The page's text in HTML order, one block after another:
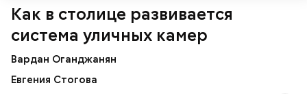
Как в столице развивается
система уличных камер
Вардан Оганджанян
Евгения Стогова
#снеговик #многоснега #делаемангела
Публикация отСветлана Ширшова
(@riabina0805)Фев 4, 2018 at 6:43 PST